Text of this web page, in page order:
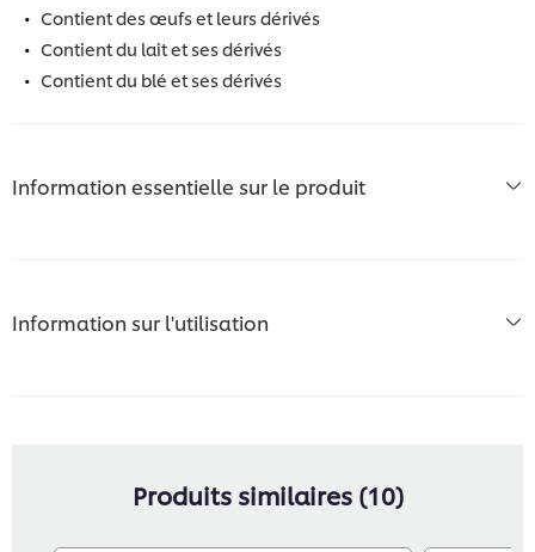
Contient des œufs et leurs dérivés
Contient du lait et ses dérivés
Contient du blé et ses dérivés
Information essentielle sur le produit
Information sur l'utilisation
Produits similaires (10)